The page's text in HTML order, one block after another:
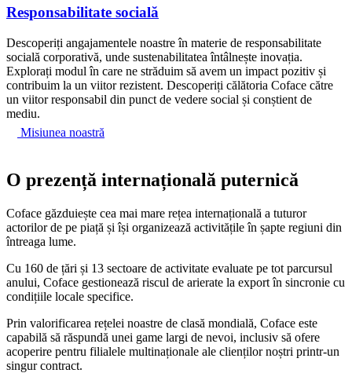
Responsabilitate socială
Descoperiți angajamentele noastre în materie de responsabilitate
socială corporativă, unde sustenabilitatea întâlnește inovația.
Explorați modul în care ne străduim să avem un impact pozitiv și
contribuim la un viitor rezistent. Descoperiți călătoria Coface către
un viitor responsabil din punct de vedere social și conștient de
mediu.
Misiunea noastră
O prezență internațională puternică
Coface găzduiește cea mai mare rețea internațională a tuturor
actorilor de pe piață și își organizează activitățile în șapte regiuni din
întreaga lume.
Cu 160 de țări și 13 sectoare de activitate evaluate pe tot parcursul
anului, Coface gestionează riscul de arierate la export în sincronie cu
condițiile locale specifice.
Prin valorificarea rețelei noastre de clasă mondială, Coface este
capabilă să răspundă unei game largi de nevoi, inclusiv să ofere
acoperire pentru filialele multinaționale ale clienților noștri printr-un
singur contract.